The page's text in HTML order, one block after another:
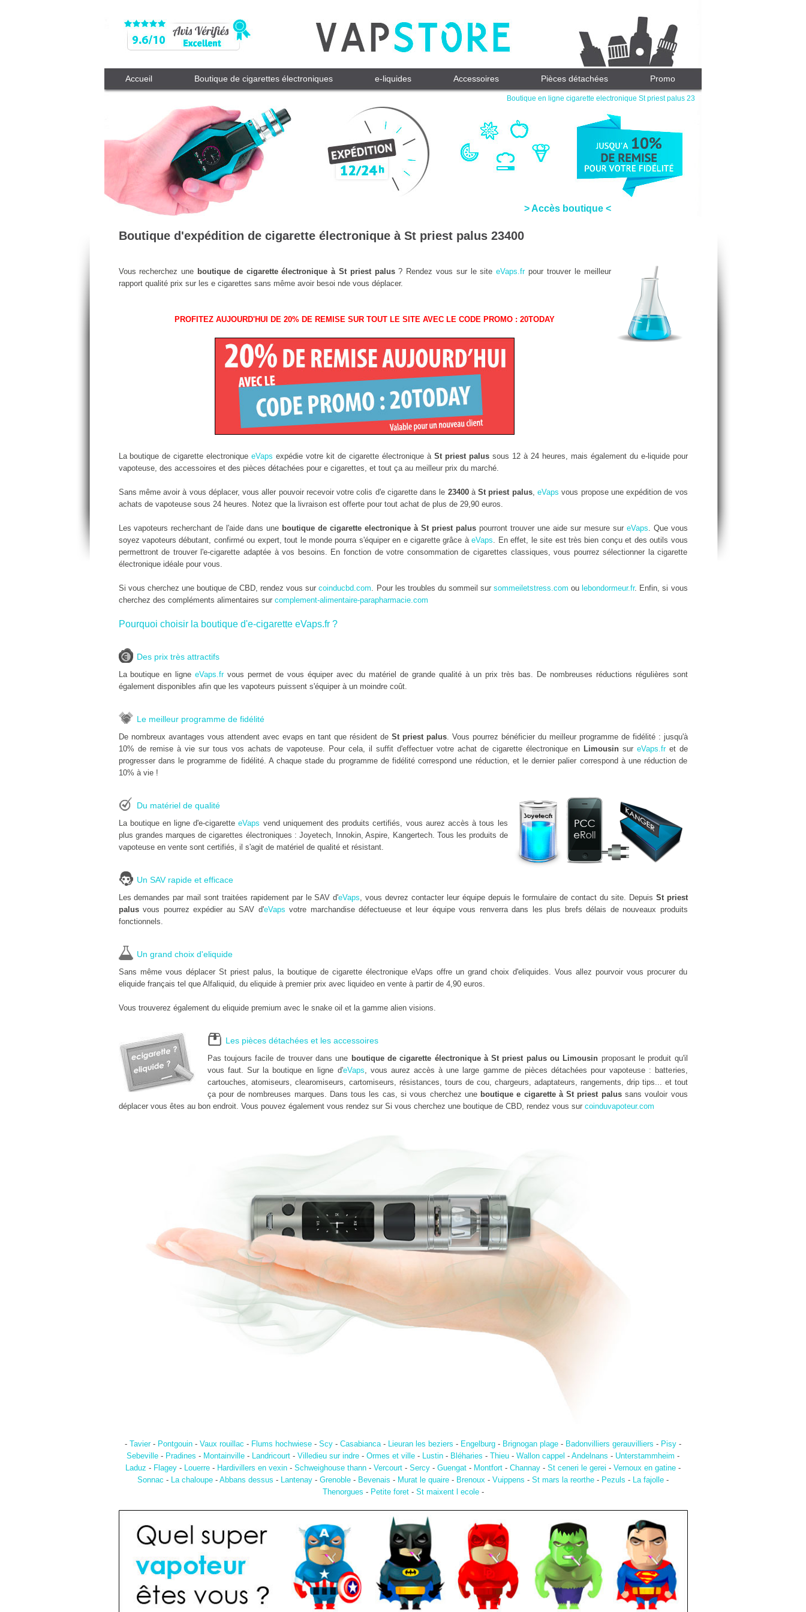
Boutique en ligne cigarette electronique St priest palus 23
Accueil Boutique de cigarettes électroniques e-liquides Accessoires Pièces détachées Promo
> Accès boutique <
Boutique d'expédition de cigarette électronique à St priest palus 23400
Vous recherchez une boutique de cigarette électronique à St priest palus? Rendez vous sur le siteeVaps.frpour trouver le meilleur
rapport qualité prix sur les e cigarettes sans même avoir besoi nde vous déplacer.
PROFITEZ AUJOURD'HUI DE 20% DE REMISE SUR TOUT LE SITE AVEC LE CODE PROMO : 20TODAY
La boutique de cigarette electroniqueeVaps expédie votre kit de cigarette électronique à St priest palussous 12 à 24 heures, mais également du e-liquide pour
vapoteuse, des accessoires et des pièces détachées pour e cigarettes, et tout ça au meilleur prix du marché.
Sans même avoir à vous déplacer, vous aller pouvoir recevoir votre colis d'e cigarette dans le 23400àSt priest palus, eVaps vous propose une expédition de vos
achats de vapoteuse sous 24 heures. Notez que la livraison est offerte pour tout achat de plus de 29,90 euros.
Les vapoteurs recherchant de l'aide dans une boutique de cigarette electronique à St priest paluspourront trouver une aide sur mesure sur eVaps. Que vous
soyez vapoteurs débutant, confirmé ou expert, tout le monde pourra s'équiper en e cigarette grâce àeVaps. En effet, le site est très bien conçu et des outils vous
permettront de trouver l'e-cigarette adaptée à vos besoins. En fonction de votre consommation de cigarettes classiques, vous pourrez sélectionner la cigarette
électronique idéale pour vous.
Si vous cherchez une boutique de CBD, rendez vous surcoinducbd.com. Pour les troubles du sommeil sursommeiletstress.com ou lebondormeur.fr. Enfin, si vous
cherchez des compléments alimentaires sur complement-alimentaire-parapharmacie.com
Pourquoi choisir la boutique d'e-cigarette eVaps.fr ?
Des prix très attractifs
La boutique en ligneeVaps.frvous permet de vous équiper avec du matériel de grande qualité à un prix très bas. De nombreuses réductions régulières sont
également disponibles afin que les vapoteurs puissent s'équiper à un moindre coût.
Le meilleur programme de fidélité
De nombreux avantages vous attendent avec evaps en tant que résident de St priest palus. Vous pourrez bénéficier du meilleur programme de fidélité : jusqu'à
10% de remise à vie sur tous vos achats de vapoteuse. Pour cela, il suffit d'effectuer votre achat de cigarette électronique en Limousinsur eVaps.fret de
progresser dans le programme de fidélité. A chaque stade du programme de fidélité correspond une réduction, et le dernier palier correspond à une réduction de
10% à vie !
Du matériel de qualité
La boutique en ligne d'e-cigaretteeVaps vend uniquement des produits certifiés, vous aurez accès à tous les
plus grandes marques de cigarettes électroniques : Joyetech, Innokin, Aspire, Kangertech. Tous les produits de
vapoteuse en vente sont certifiés, il s'agit de matériel de qualité et résistant.
Un SAV rapide et efficace
Les demandes par mail sont traitées rapidement par le SAV d'eVaps, vous devrez contacter leur équipe depuis le formulaire de contact du site. Depuis St priest
palusvous pourrez expédier au SAV d'eVaps votre marchandise défectueuse et leur équipe vous renverra dans les plus brefs délais de nouveaux produits
fonctionnels.
Un grand choix d'eliquide
Sans même vous déplacer St priest palus, la boutique de cigarette électronique eVaps offre un grand choix d'eliquides. Vous allez pourvoir vous procurer du
eliquide français tel que Alfaliquid, du eliquide à premier prix avec liquideo en vente à partir de 4,90 euros.
Vous trouverez également du eliquide premium avec le snake oil et la gamme alien visions.
Les pièces détachées et les accessoires
Pas toujours facile de trouver dans une boutique de cigarette électronique à St priest palus ou Limousin proposant le produit qu'il
vous faut. Sur la boutique en ligne d'eVaps, vous aurez accès à une large gamme de pièces détachées pour vapoteuse : batteries,
cartouches, atomiseurs, clearomiseurs, cartomiseurs, résistances, tours de cou, chargeurs, adaptateurs, rangements, drip tips... et tout
ça pour de nombreuses marques. Dans tous les cas, si vous cherchez une boutique e cigarette à St priest palussans vouloir vous
déplacer vous êtes au bon endroit. Vous pouvez également vous rendez sur Si vous cherchez une boutique de CBD, rendez vous sur coinduvapoteur.com
- Tavier- Pontgouin - Vaux rouillac - Flums hochwiese - Scy - Casabianca- Lieuran les beziers - Engelburg - Brignogan plage - Badonvilliers gerauvilliers - Pisy -
Sebeville - Pradines - Montainville - Landricourt - Villedieu sur indre - Ormes et ville - Lustin - Bléharies - Thieu - Wallon cappel - Andelnans - Unterstammheim -
Laduz - Flagey - Louerre - Hardivillers en vexin - Schweighouse thann - Vercourt - Sercy - Guengat - Montfort - Channay - St ceneri le gerei - Vernoux en gatine -
Sonnac - La chaloupe - Abbans dessus - Lantenay - Grenoble - Bevenais - Murat le quaire - Brenoux - Vuippens - St mars la reorthe - Pezuls - La fajolle -
Thenorgues - Petite foret- St maixent l ecole-